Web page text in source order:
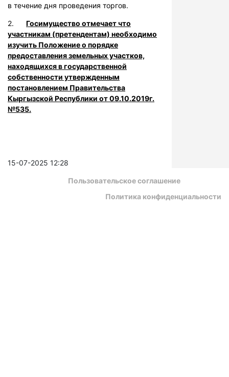
в течение дня проведения торгов.
2. Госимущество отмечает что
участникам (претендентам) необходимо
изучить Положение о порядке
предоставления земельных участков,
находящихся в государственной
собственности утвержденным
постановлением Правительства
Кыргызской Республики от 09.10.2019г.
№535.
15-07-2025 12:28
Пользовательское соглашение
Политика конфиденциальности